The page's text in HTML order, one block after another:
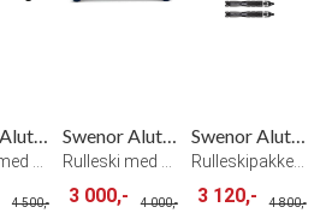
Swenor Alutech Klassisk Rulleski
4 500,-
Swenor Alutech Klassisk Rulleski Pink
3 000,- 4 000,-
Swenor Alutech Pink Classic Rulleski
Rulleskipakke med alustamme
3 120,- 4 800,-